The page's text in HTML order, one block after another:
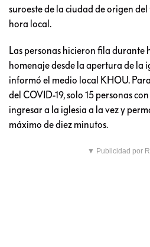
suroeste de la ciudad de origen
hora local.
Las personas hicieron fila durante
homenaje desde la apertura de la
informó el medio local KHOU.
del COVID-19, solo 15 personas
ingresar a la iglesia a la vez y
máximo de diez minutos.
▼ Publicidad por